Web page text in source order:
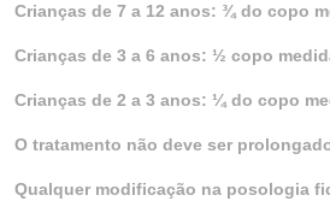
Crianças de 7 a 12 anos: ¾ do copo
Crianças de 3 a 6 anos: ½ copo
Crianças de 2 a 3 anos: ¼ do copo
O tratamento não deve ser
Qualquer modificação na posologia